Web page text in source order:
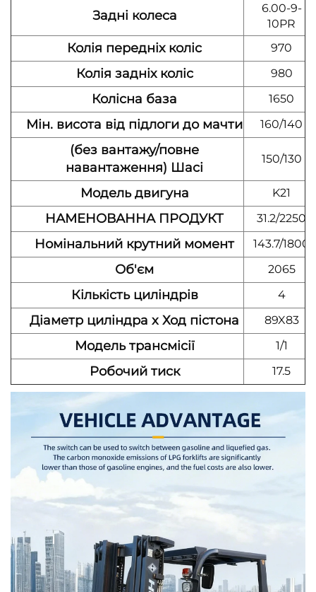
Задні колеса
6.00-9-
10PR
Колія передніх коліс 970
Колія задніх коліс 980
Колісна база 1650
Мін. висота від підлоги до мачти 160/140
(без вантажу/повне
навантаження) Шасі
150/130
Модель двигуна K21
НАМЕНОВАННА ПРОДУКТ 31.2/2250
Номінальний крутний момент 143.7/1800
Об'єм 2065
Кількість циліндрів 4
Діаметр циліндра x Ход пістона 89X83
Модель трансмісії 1/1
Робочий тиск 17.5